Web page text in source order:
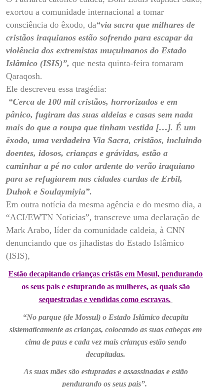
exortou a comunidade internacional a tomar
consciência do êxodo, da“via sacra que milhares de
cristãos iraquianos estão sofrendo para escapar da
violência dos extremistas muçulmanos do Estado
Islâmico (ISIS)”, que nesta quinta-feira tomaram
Qaraqosh.
Ele descreveu essa tragédia:
“Cerca de 100 mil cristãos, horrorizados e em
pânico, fugiram das suas aldeias e casas sem nada
mais do que a roupa que tinham vestida […]. É um
êxodo, uma verdadeira Via Sacra, cristãos, incluindo
doentes, idosos, crianças e grávidas, estão a
caminhar a pé no calor ardente do verão iraquiano
para se refugiarem nas cidades curdas de Erbil,
Duhok e Soulaymiyia”.
Em outra notícia da mesma agência e do mesmo dia, a
“ACI/EWTN Noticias”, transcreve uma declaração de
Mark Arabo, líder da comunidade caldeia, à CNN
denunciando que os jihadistas do Estado Islâmico
(ISIS),
Estão decapitando crianças cristãs em Mosul, pendurando
os seus pais e estuprando as mulheres, as quais são
sequestradas e vendidas como escravas.
“No parque (de Mossul) o Estado Islâmico decapita
sistematicamente as crianças, colocando as suas cabeças em
cima de paus e cada vez mais crianças estão sendo
decapitadas.
As suas mães são estupradas e assassinadas e estão
pendurando os seus pais”.